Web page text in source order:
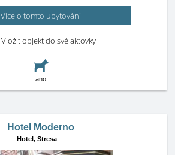
Více o tomto ubytování
Vložit objekt do své aktovky
ano
Hotel Moderno
Hotel, Stresa